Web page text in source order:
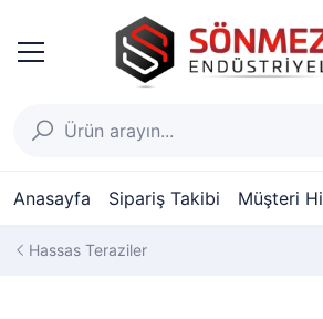
Anasayfa Sipariş Takibi Müşteri
Hassas Teraziler